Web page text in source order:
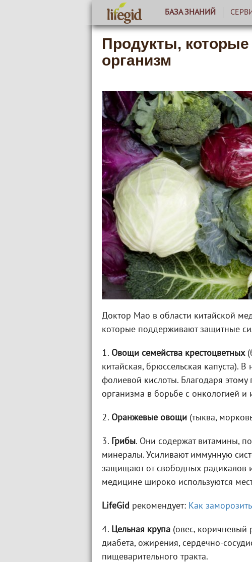
БАЗА ЗНАНИЙ
Продукты,
организм
Доктор Мао в области китайской
которые поддерживают защитные
1. Овощи семейства крестоцветных
китайская, брюссельская капуста).
фолиевой кислоты. Благодаря
организма в борьбе с онкологией и
2. Оранжевые овощи (тыква,
3. Грибы. Они содержат витамины,
минералы. Усиливают иммунную
защищают от свободных радикалов
медицине широко используются
LifeGid рекомендует: Как
4. Цельная крупа (овес, коричневый
диабета, ожирения, сердечно-
пищеварительного тракта.